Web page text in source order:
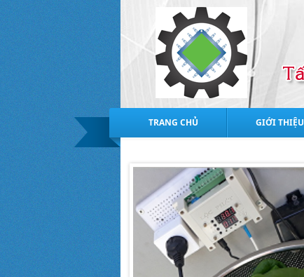
TRANG CHỦ GIỚI THIỆU